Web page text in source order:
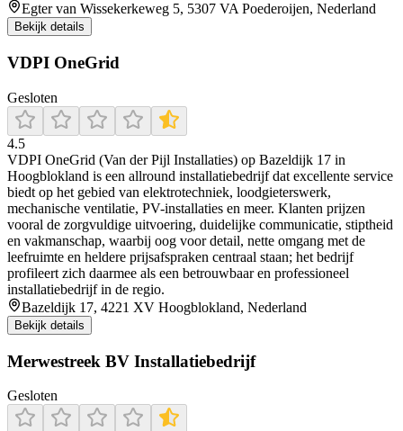
Egter van Wissekerkeweg 5, 5307 VA Poederoijen, Nederland
Bekijk details
VDPI OneGrid
Gesloten
4.5
VDPI OneGrid (Van der Pijl Installaties) op Bazeldijk 17 in
Hoogblokland is een allround installatiebedrijf dat excellente service
biedt op het gebied van elektrotechniek, loodgieterswerk,
mechanische ventilatie, PV-installaties en meer. Klanten prijzen
vooral de zorgvuldige uitvoering, duidelijke communicatie, stiptheid
en vakmanschap, waarbij oog voor detail, nette omgang met de
leefruimte en heldere prijsafspraken centraal staan; het bedrijf
profileert zich daarmee als een betrouwbaar en professioneel
installatiebedrijf in de regio.
Bazeldijk 17, 4221 XV Hoogblokland, Nederland
Bekijk details
Merwestreek BV Installatiebedrijf
Gesloten